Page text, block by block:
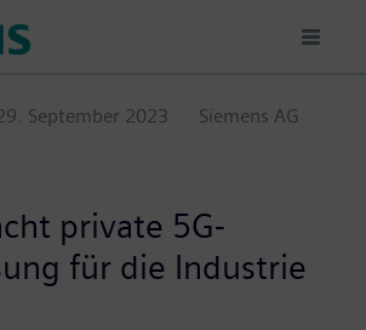
September 2023
Siemens AG
private 5G-
für die Industrie